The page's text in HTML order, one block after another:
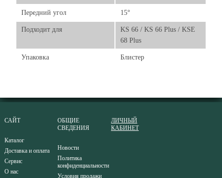
Передний угол 15°
Подходит для
KS 66 / KS 66 Plus / KSE
68 Plus
Упаковка Блистер
САЙТ
Каталог
Доставка и оплата
Сервис
О нас
ОБЩИЕ
СВЕДЕНИЯ
Новости
Политика
конфиденциальности
Условия продажи
ЛИЧНЫЙ
КАБИНЕТ